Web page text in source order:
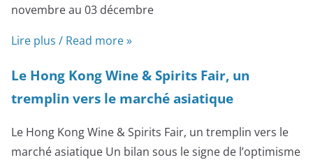
novembre au 03 décembre
Lire plus / Read more »
Le Hong Kong Wine & Spirits Fair, un
tremplin vers le marché asiatique
Le Hong Kong Wine & Spirits Fair, un tremplin vers le
marché asiatique Un bilan sous le signe de l’optimisme